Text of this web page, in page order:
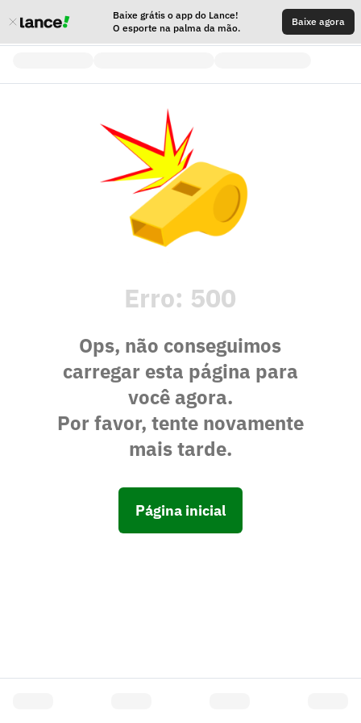
Baixe grátis o app do Lance!
O esporte na palma da mão.
Baixe agora
Erro: 500
Ops, não conseguimos
carregar esta página para
você agora.
Por favor, tente novamente
mais tarde.
Página inicial